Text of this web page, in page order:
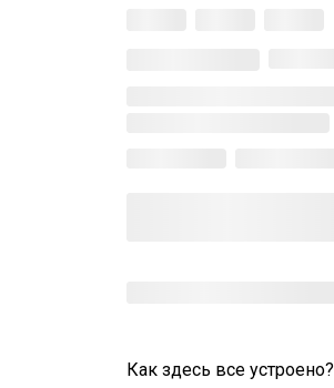
Как здесь все устроено?